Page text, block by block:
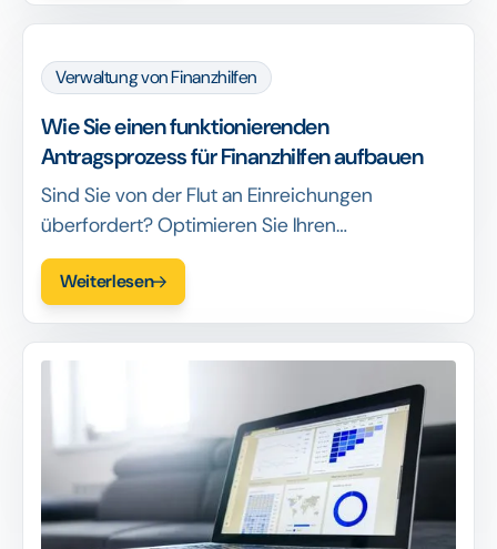
Verwaltung von Finanzhilfen
Wie Sie einen funktionierenden
Antragsprozess für Finanzhilfen aufbauen
Sind Sie von der Flut an Einreichungen
überfordert? Optimieren Sie Ihren
Förderantrag, um Zeit zu sparen, die Zahl der
nicht qualifizierten Bewerber zu reduzieren und
vereinfachen.
Weiterlesen